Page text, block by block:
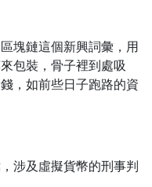
塊鏈這個新興詞彙，用
包裝，骨子裡到處吸
，如前些日子跑路的資
涉及虛擬貨幣的刑事判